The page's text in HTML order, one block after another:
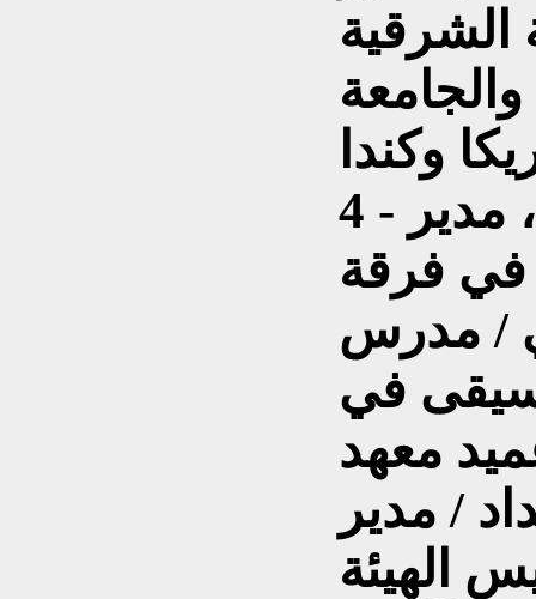
الشرقية
4 - شغل بعض المواقع ، مدير
في فرقة
/ مدرس
في
معهد
/ مدير
الهيئة